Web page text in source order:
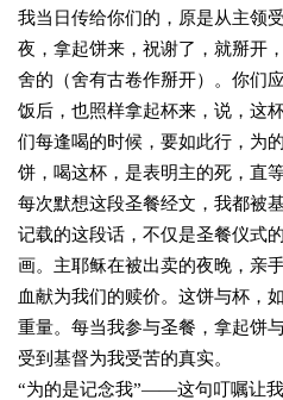
我当日传给你们的，原是从主领
夜，拿起饼来，祝谢了，就掰开
舍的（舍有古卷作掰开）。你们
饭后，也照样拿起杯来，说，这
们每逢喝的时候，要如此行，为
饼，喝这杯，是表明主的死，直等
每次默想这段圣餐经文，我都被
记载的这段话，不仅是圣餐仪式
画。主耶稣在被出卖的夜晚，亲
血献为我们的赎价。这饼与杯，
重量。每当我参与圣餐，拿起饼
受到基督为我受苦的真实。
“为的是记念我”——这句叮嘱让